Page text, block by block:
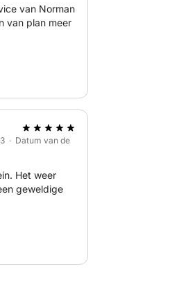
van Norman
van plan meer
· Datum van de
Het weer
geweldige